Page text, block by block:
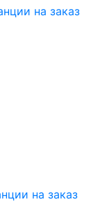
на заказ
на заказ